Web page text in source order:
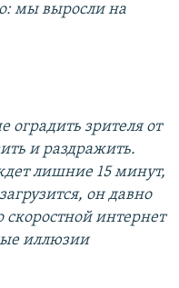
мы выросли на
оградить зрителя от
и раздражить.
лишние 15 минут,
он давно
скоростной интернет
иллюзии